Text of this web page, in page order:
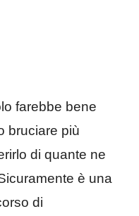
farebbe bene
bruciare più
di quante ne
è una
di